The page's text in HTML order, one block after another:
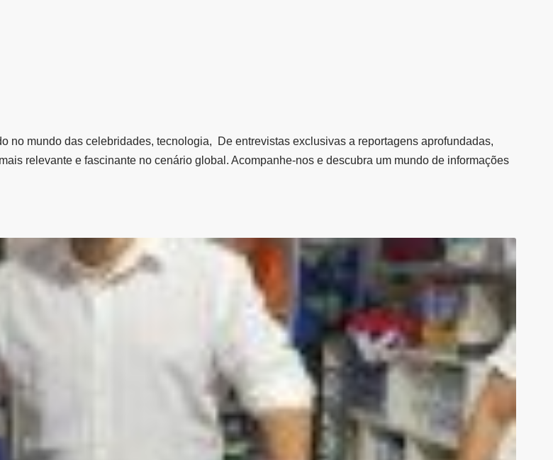
no mundo das celebridades, tecnologia, De entrevistas exclusivas a reportagens aprofundadas,
relevante e fascinante no cenário global. Acompanhe-nos e descubra um mundo de informações